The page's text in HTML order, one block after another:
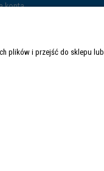
konta
plików i przejść do sklepu